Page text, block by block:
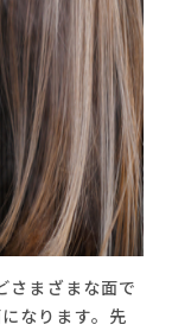
さまざまな面で
なります。先